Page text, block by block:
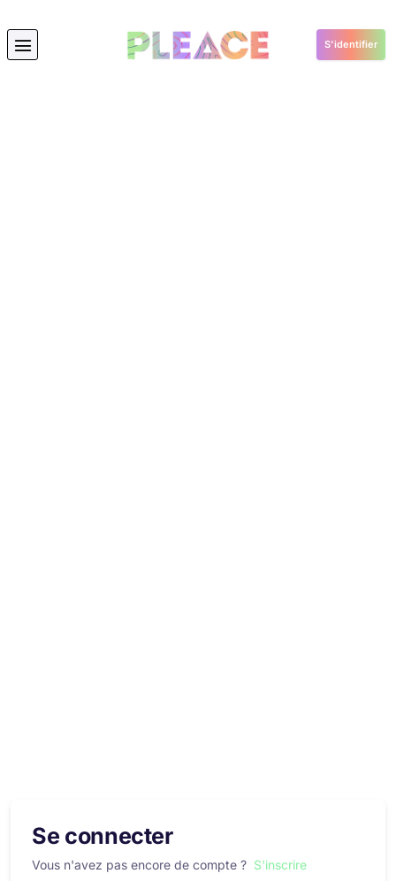
S'identifier
Se connecter
Vous n'avez pas encore de compte ? S'inscrire